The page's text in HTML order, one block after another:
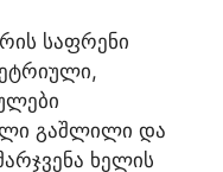
საფრენი
გაშლილი და
ხელის